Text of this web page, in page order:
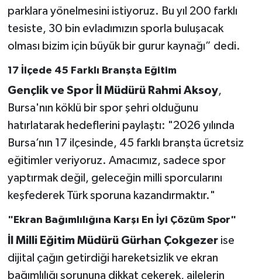
parklara yönelmesini istiyoruz. Bu yıl 200 farklı
tesiste, 30 bin evladımızın sporla buluşacak
olması bizim için büyük bir gurur kaynağı” dedi.
17 İlçede 45 Farklı Branşta Eğitim
Gençlik ve Spor İl Müdürü Rahmi Aksoy,
Bursa'nın köklü bir spor şehri olduğunu
hatırlatarak hedeflerini paylaştı: "2026 yılında
Bursa’nın 17 ilçesinde, 45 farklı branşta ücretsiz
eğitimler veriyoruz. Amacımız, sadece spor
yaptırmak değil, geleceğin milli sporcularını
keşfederek Türk sporuna kazandırmaktır."
"Ekran Bağımlılığına Karşı En İyi Çözüm Spor"
İl Milli Eğitim Müdürü Gürhan Çokgezerise
dijital çağın getirdiği hareketsizlik ve ekran
bağımlılığı sorununa dikkat çekerek, ailelerin